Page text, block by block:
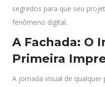
segredos para que seu
fenômeno digital.
A Fachada: O
Primeira
A jornada visual de